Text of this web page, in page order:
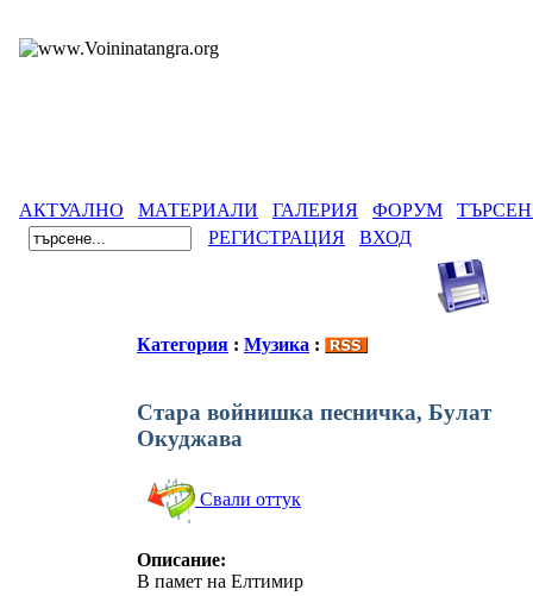
АКТУАЛНО МАТЕРИАЛИ ГАЛЕРИЯ ФОРУМ
РЕГИСТРАЦИЯ
ВХОД
Категория : Музика :
Стара войнишка песничка, Булат
Окуджава
Свали оттук
Описание:
В памет на Елтимир